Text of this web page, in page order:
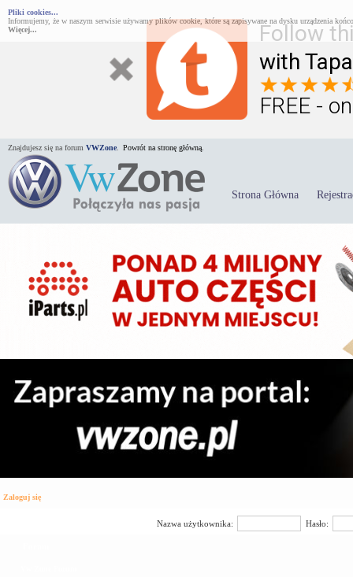
Follow
with
FREE -
Pliki cookies...
Informujemy, że w naszym serwisie używamy plików cookie, które są zapisywane na dysku urządzenia
Więcej...
Znajdujesz się na forum VWZone Powrót na stronę główną.
Strona Główna
Zaloguj się
Nazwa użytkownika: Hasło: